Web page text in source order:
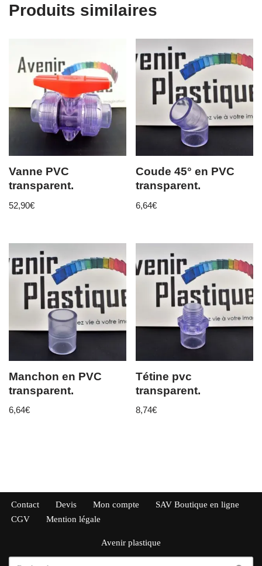
Produits similaires
Vanne PVC
transparent.
52,90€
Coude 45° en PVC
transparent.
6,64€
Manchon en PVC
transparent.
6,64€
Tétine pvc
transparent.
8,74€
Contact Devis Mon compte
SAV Boutique en ligne
CGV
Mention légale
Avenir plastique